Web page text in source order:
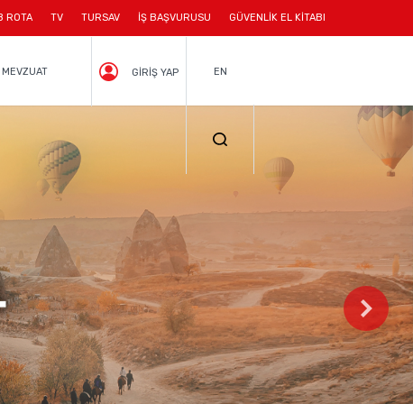
ROTA TV TURSAV İŞ BAŞVURUSU GÜVENLİK EL KİTABI
MEVZUAT GİRİŞ YAP EN